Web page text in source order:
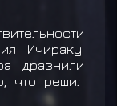
Ичираку.
дразнили
что решил